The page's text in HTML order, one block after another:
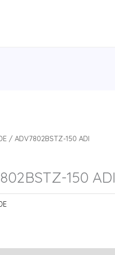
/ ADV7802BSTZ-150 ADI
150 ADI